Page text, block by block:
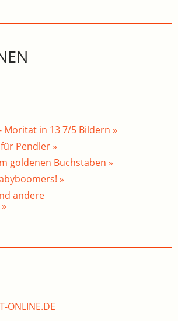
- Moritat in 13 7/5 Bildern »
Pendler »
goldenen Buchstaben »
»
andere
ONLINE.DE